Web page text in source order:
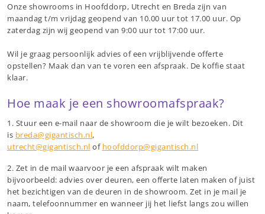
Onze showrooms in Hoofddorp, Utrecht en Breda zijn van
maandag t/m vrijdag geopend van 10.00 uur tot 17.00 uur. Op
zaterdag zijn wij geopend van 9:00 uur tot 17:00 uur.
Wil je graag persoonlijk advies of een vrijblijvende offerte
opstellen? Maak dan van te voren een afspraak. De koffie staat
klaar.
Hoe maak je een showroomafspraak?
1. Stuur een e-mail naar de showroom die je wilt bezoeken. Dit
is breda@gigantisch.nl,
utrecht@gigantisch.nl of hoofddorp@gigantisch.nl
2. Zet in de mail waarvoor je een afspraak wilt maken
bijvoorbeeld: advies over deuren, een offerte laten maken of juist
het bezichtigen van de deuren in de showroom. Zet in je mail je
naam, telefoonnummer en wanneer jij het liefst langs zou willen